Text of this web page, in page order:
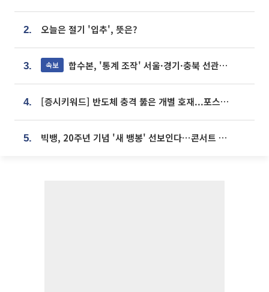
2. 오늘은 절기 '입추', 뜻은?
3. 속보 합수본, '통계 조작' 서울·경기·충북 선관위 등 추가 압수수색
4. [증시키워드] 반도체 충격 뚫은 개별 호재...포스코퓨처엠·에코프로·한화솔루션 '눈길'
5. 빅뱅, 20주년 기념 '새 뱅봉' 선보인다⋯콘서트 앞두고 팝업 개최